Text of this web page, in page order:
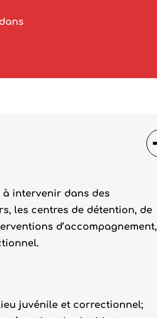
intervenir dans des
les centres de détention, de
d’accompagnement,
juvénile et correctionnel;